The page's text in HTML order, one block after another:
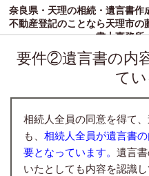
奈良県・天理の相続・遺言書作
不動産登記のことなら天理市の
書士事務所
要件②遺言書の内
て
相続人全員の同意を得て
も、 相続人全員が遺言書
要となっています。 遺言
いたとしても内容を認識